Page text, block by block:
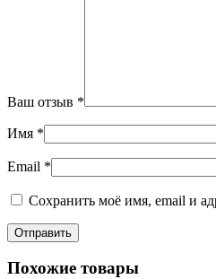
Ваш отзыв *
Имя *
Email *
Сохранить моё имя, email и
Похожие товары